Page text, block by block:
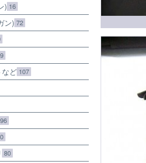
) 16
ン) 72
など 107
80